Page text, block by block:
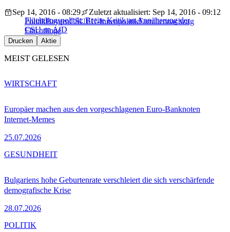
Flüchtlingspolitik: Breite Kritik an Annäherung der
CSU an AfD
Sep 14, 2016 - 08:29
Zuletzt aktualisiert: Sep 14, 2016 - 09:12
PolitikBayernCSUEU-InnenpolitikFamiliennachzug
Flüchtlinge
Drucken Aktie
MEIST GELESEN
Europäer machen aus den vorgeschlagenen Euro-Banknoten
Internet-Memes
25.07.2026
WIRTSCHAFT
Bulgariens hohe Geburtenrate verschleiert die sich verschärfende
demografische Krise
28.07.2026
GESUNDHEIT
POLITIK